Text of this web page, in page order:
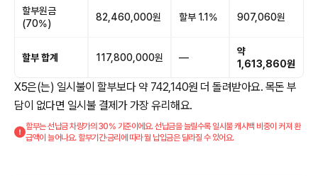
할부원금
(70%)
82,460,000원 할부 1.1% 907,060원
할부 합계 117,800,000원 —
약
1,613,860원
X5은(는) 일시불이 할부보다 약 742,140원 더 돌려받아요. 목돈 부
담이 없다면 일시불 결제가 가장 유리해요.
할부는 선납금 차량가의 30% 기준이에요. 선납금을 늘릴수록 일시불 캐시백 비중이 커져 환
급액이 늘어나요. 할부기간·금리에 따라 월 납입금은 달라질 수 있어요.